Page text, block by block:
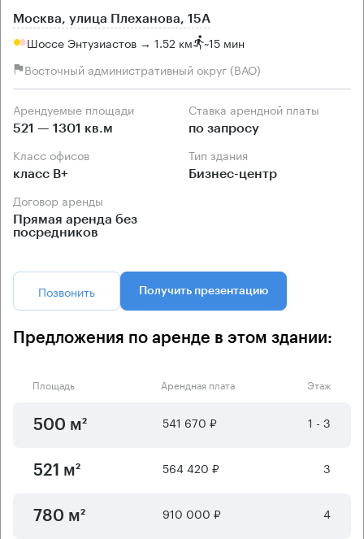
Москва, улица Плеханова, 15А
Шоссе Энтузиастов → 1.52 км ~15 мин
Восточный административный округ (ВАО)
Арендуемые площади
521 — 1301 кв.м
Ставка арендной платы
по запросу
Класс офисов
класс B+
Тип здания
Бизнес-центр
Договор аренды
Прямая аренда без
посредников
Позвонить Получить презентацию
Предложения по аренде в этом здании:
Площадь Арендная плата Этаж
500 м² 541 670 ₽ 1 - 3
521 м² 564 420 ₽ 3
780 м² 910 000 ₽ 4